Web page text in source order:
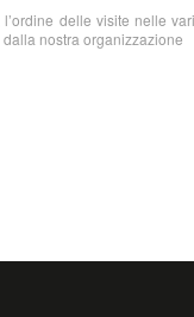
delle visite nelle
nostra organizzazione